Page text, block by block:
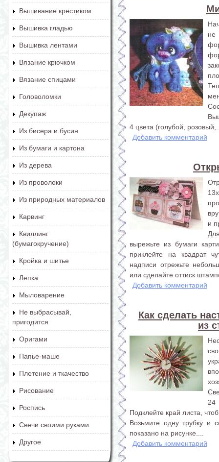
Вышивание крестиком
Вышивка гладью
Вышивка лентами
Вязание крючком
Вязание спицами
Головоломки
Декупаж
Из бисера и бусин
Из бумаги и картона
Из дерева
Из проволоки
Из природных материалов
Карвинг
Квиллинг
(бумагокручение)
Кройка и шитье
Лепка
Мыловарение
Не выбрасывай,
пригодится
Оригами
Папье-маше
Плетение и ткачество
Рисование
Роспись
Свечи своими руками
Другое
не
4 цвета (голубой,
Добавить комментарий
и
вырежьте из бумаги
приклейте на квадрат
надписи отрежьте
или сделайте оттиск
Добавить комментарий
Как сделать
из
24
Подклейте край листа,
Возьмите одну трубку и
показано на рисунке....
Добавить комментарий